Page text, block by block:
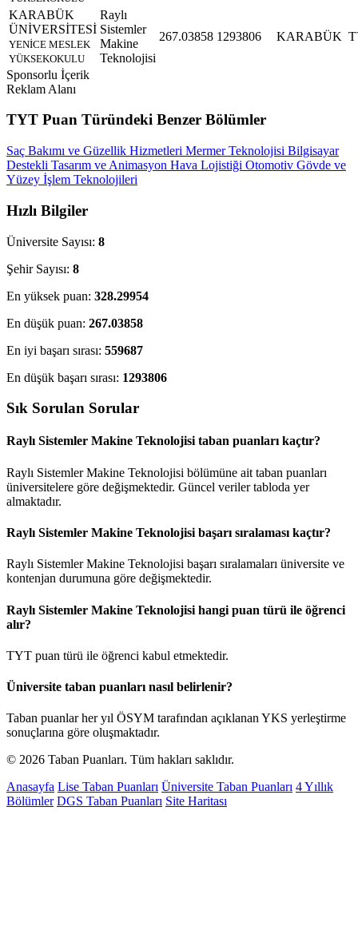
KARABÜK
ÜNİVERSİTESİ
YENİCE MESLEK
YÜKSEKOKULU
Raylı
Sistemler
Makine
Teknolojisi
267.03858 1293806 KARABÜK
Sponsorlu İçerik
Reklam Alanı
TYT Puan Türündeki Benzer Bölümler
Saç Bakımı ve Güzellik Hizmetleri Mermer Teknolojisi Bilgisayar
Destekli Tasarım ve Animasyon Hava Lojistiği Otomotiv Gövde ve
Yüzey İşlem Teknolojileri
Hızlı Bilgiler
Üniversite Sayısı: 8
Şehir Sayısı: 8
En yüksek puan: 328.29954
En düşük puan: 267.03858
En iyi başarı sırası: 559687
En düşük başarı sırası: 1293806
Sık Sorulan Sorular
Raylı Sistemler Makine Teknolojisi taban puanları kaçtır?
Raylı Sistemler Makine Teknolojisi bölümüne ait taban puanları
üniversitelere göre değişmektedir. Güncel veriler tabloda yer
almaktadır.
Raylı Sistemler Makine Teknolojisi başarı sıralaması kaçtır?
Raylı Sistemler Makine Teknolojisi başarı sıralamaları üniversite ve
kontenjan durumuna göre değişmektedir.
Raylı Sistemler Makine Teknolojisi hangi puan türü ile öğrenci
alır?
TYT puan türü ile öğrenci kabul etmektedir.
Üniversite taban puanları nasıl belirlenir?
Taban puanlar her yıl ÖSYM tarafından açıklanan YKS yerleştirme
sonuçlarına göre oluşmaktadır.
© 2026 Taban Puanları. Tüm hakları saklıdır.
Anasayfa Lise Taban Puanları Üniversite Taban Puanları 4 Yıllık
Bölümler DGS Taban Puanları Site Haritası